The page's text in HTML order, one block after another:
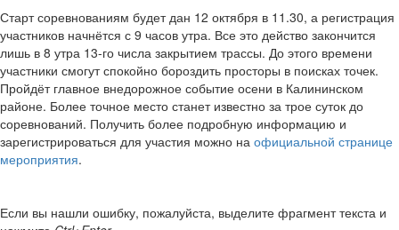
Старт соревнованиям будет дан 12 октября в 11.30, а регистрация
участников начнётся с 9 часов утра. Все это действо закончится
лишь в 8 утра 13-го числа закрытием трассы. До этого времени
участники смогут спокойно бороздить просторы в поисках точек.
Пройдёт главное внедорожное событие осени в Калининском
районе. Более точное место станет известно за трое суток до
соревнований. Получить более подробную информацию и
зарегистрироваться для участия можно на официальной странице
мероприятия.
Если вы нашли ошибку, пожалуйста, выделите фрагмент текста и